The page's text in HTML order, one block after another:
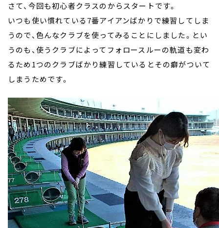
さて、今回も初心者クラスのからスタートです。
いつも使い慣れている7番アイアンばかりで練習してしま
うので、色んなクラブを使ってみることにしました。とい
うのも、使うクラブによってフォロースルーの軌道も変わ
るため1つのクラブばかり練習しているとその癖がついて
しまうためです。